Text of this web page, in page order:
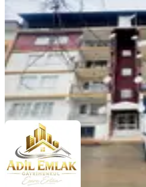
110 m²
1.325.000 ₺
ADİL EMLAK GAYRİMENKUL
Ara